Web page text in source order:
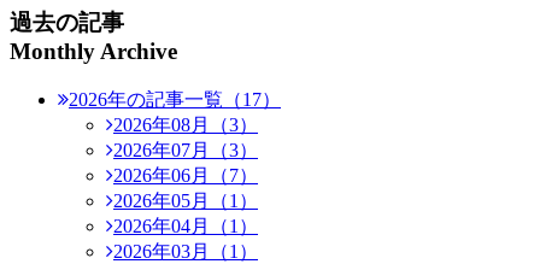
過去の記事
Monthly Archive
2026年の記事一覧（17）
2026年08月（3）
2026年07月（3）
2026年06月（7）
2026年05月（1）
2026年04月（1）
2026年03月（1）